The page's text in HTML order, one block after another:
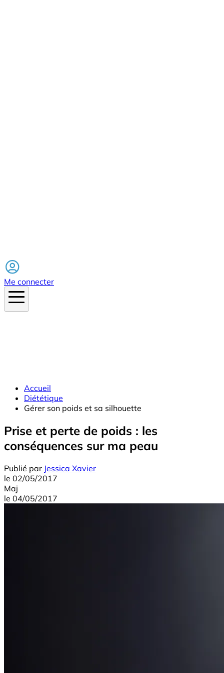
Me connecter
Accueil
Diététique
Gérer son poids et sa silhouette
Prise et perte de poids : les
conséquences sur ma peau
Publié par Jessica Xavier
le 02/05/2017
Maj
le 04/05/2017